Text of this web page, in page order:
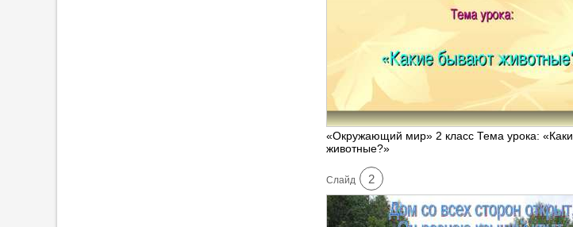
«Окружающий мир» 2 класс Тема урока:
животные?»
Cлайд 2